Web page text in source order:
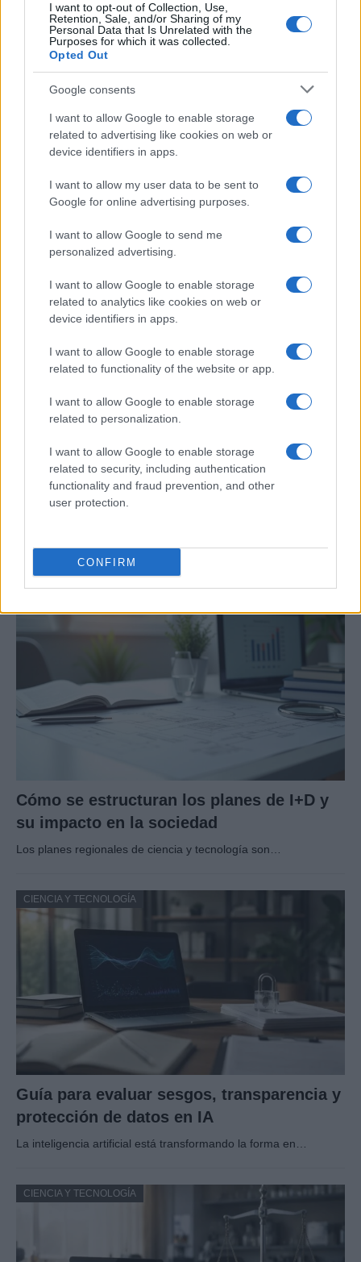
I want to opt-out of Collection, Use,
Retention, Sale, and/or Sharing of my
Personal Data that Is Unrelated with the
Purposes for which it was collected.
Opted Out
Google consents
I want to allow Google to enable storage
related to advertising like cookies on web or
device identifiers in apps.
I want to allow my user data to be sent to
Google for online advertising purposes.
I want to allow Google to send me
personalized advertising.
I want to allow Google to enable storage
related to analytics like cookies on web or
device identifiers in apps.
I want to allow Google to enable storage
related to functionality of the website or app.
I want to allow Google to enable storage
related to personalization.
I want to allow Google to enable storage
related to security, including authentication
functionality and fraud prevention, and other
user protection.
CONFIRM
CIENCIA Y TECNOLOGÍA
Un hombre compra el primer mensaje
SMS de la historia por 107.000 euros
Un canadiense compra el primer mensaje de texto…
CIENCIA Y TECNOLOGÍA
Preview: Marvel Super Hero Squad, más
Cómo se estructuran los planes de I+D y
su impacto en la sociedad
Los planes regionales de ciencia y tecnología son…
CIENCIA Y TECNOLOGÍA
Guía para evaluar sesgos, transparencia y
protección de datos en IA
La inteligencia artificial está transformando la forma en…
CIENCIA Y TECNOLOGÍA